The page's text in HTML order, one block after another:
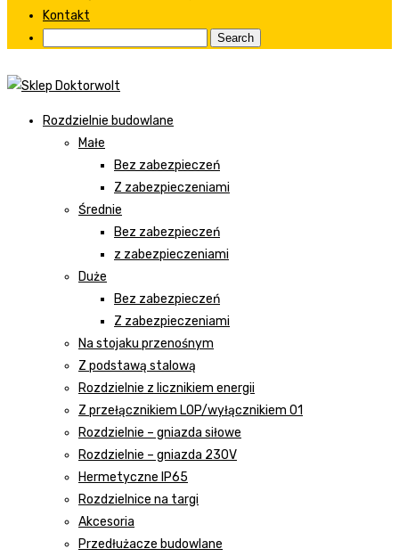
Kontakt
Rozdzielnie budowlane
Małe
Bez zabezpieczeń
Z zabezpieczeniami
Średnie
Bez zabezpieczeń
z zabezpieczeniami
Duże
Bez zabezpieczeń
Z zabezpieczeniami
Na stojaku przenośnym
Z podstawą stalową
Rozdzielnie z licznikiem energii
Z przełącznikiem LOP/wyłącznikiem 01
Rozdzielnie – gniazda siłowe
Rozdzielnie – gniazda 230V
Hermetyczne IP65
Rozdzielnice na targi
Akcesoria
Przedłużacze budowlane